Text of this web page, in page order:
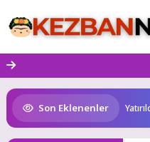
to
content
Son Eklenenler
Potansiyeli Masaya Yatırıldı